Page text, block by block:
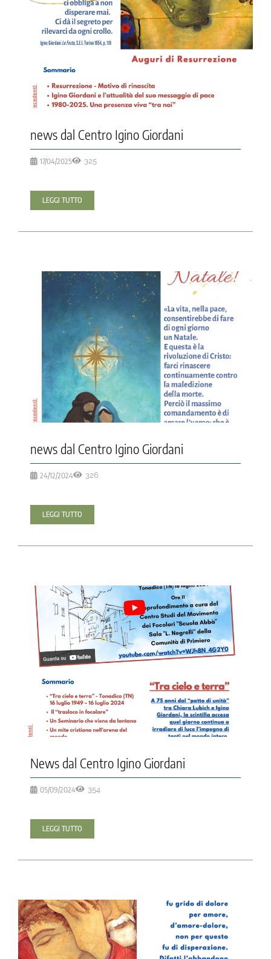
news dal Centro Igino Giordani
17/04/2025 325
LEGGI TUTTO
news dal Centro Igino Giordani
24/12/2024 326
LEGGI TUTTO
News dal Centro Igino Giordani
05/09/2024 354
LEGGI TUTTO